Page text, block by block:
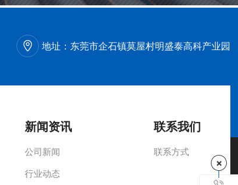
感效果，因此制造商会根据玩具的具体需求来选择最适合的绒毛材
是1.5D，长度是0.5毫米。这些规格可以根据玩具植绒的具体需求进
地址： 东莞市企石镇莫屋村明盛泰高科产业园
新闻资讯
公司新闻
行业动态
联系我们
联系方式